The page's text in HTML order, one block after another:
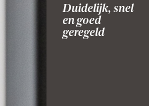
Duidelijk, snel
en goed
geregeld